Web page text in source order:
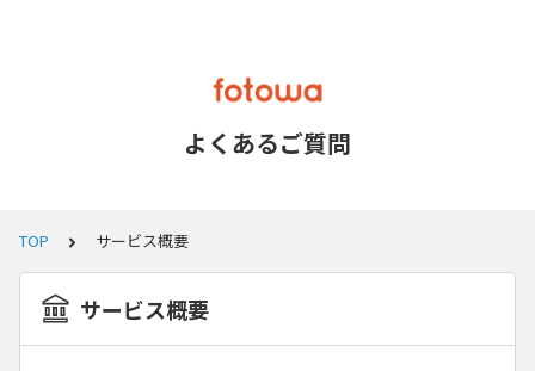
よくあるご質問
TOP サービス概要
サービス概要